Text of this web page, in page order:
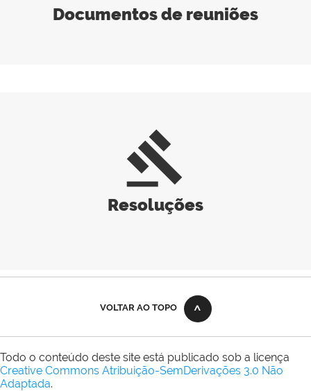
Documentos de reuniões
gavel
Resoluções
VOLTAR AO TOPO
Todo o conteúdo deste site está publicado sob a licença
Creative Commons Atribuição-SemDerivações 3.0 Não
Adaptada.